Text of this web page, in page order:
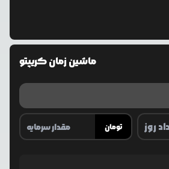
ماشین زمان کریپتو
تومان